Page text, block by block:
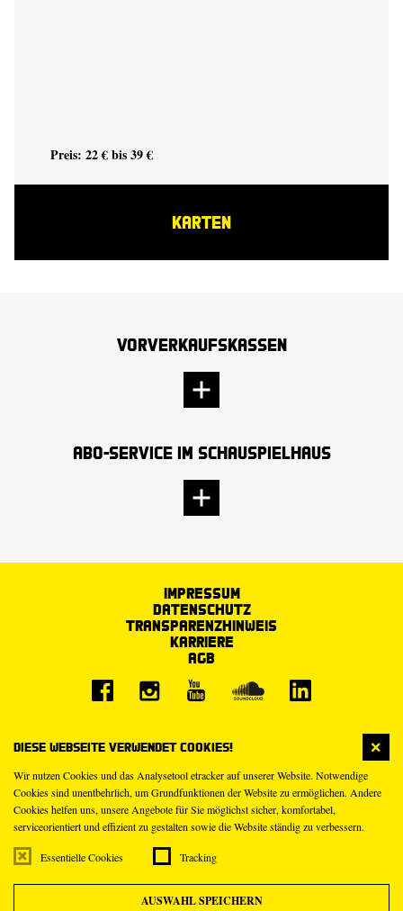
Diese Webseite verwendet Cookies!
Wir nutzen Cookies und das Analysetool etracker auf unserer Website. Notwendige
Cookies sind unentbehrlich, um Grundfunktionen der Website zu ermöglichen. Andere
Cookies helfen uns, unsere Angebote für Sie möglichst sicher, komfortabel,
serviceorientiert und effizient zu gestalten sowie die Website ständig zu verbessern.
Essentielle Cookies Tracking
AUSWAHL SPEICHERN
Preis: 22 € bis 39 €
KARTEN
Vorverkaufskassen
Abo-Service im Schauspielhaus
Impressum
Datenschutz
Transparenzhinweis
Karriere
AGB